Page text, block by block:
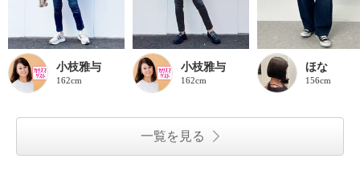
小枝雅与
162cm
小枝雅与
162cm
ほな
156cm
一覧を見る